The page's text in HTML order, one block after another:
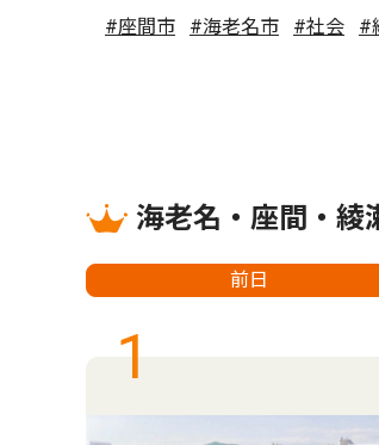
#座間市 #海老名市 #社会 #
海老名・座間・綾
前日
1